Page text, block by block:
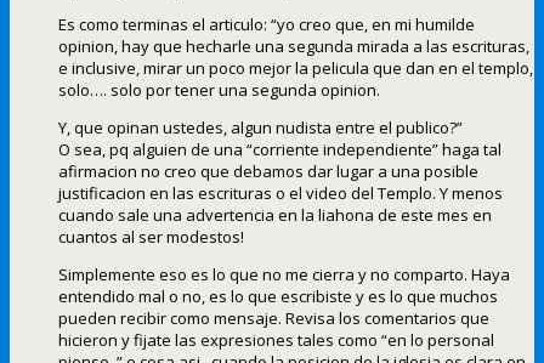
Es como terminas el articulo: “yo creo que, en mi humilde
opinion, hay que hecharle una segunda mirada a las escrituras,
e inclusive, mirar un poco mejor la pelicula que dan en el templo,
solo…. solo por tener una segunda opinion.
Y, que opinan ustedes, algun nudista entre el publico?”
O sea, pq alguien de una “corriente independiente” haga tal
afirmacion no creo que debamos dar lugar a una posible
justificacion en las escrituras o el video del Templo. Y menos
cuando sale una advertencia en la liahona de este mes en
cuantos al ser modestos!
Simplemente eso es lo que no me cierra y no comparto. Haya
entendido mal o no, es lo que escribiste y es lo que muchos
pueden recibir como mensaje. Revisa los comentarios que
hicieron y fijate las expresiones tales como “en lo personal